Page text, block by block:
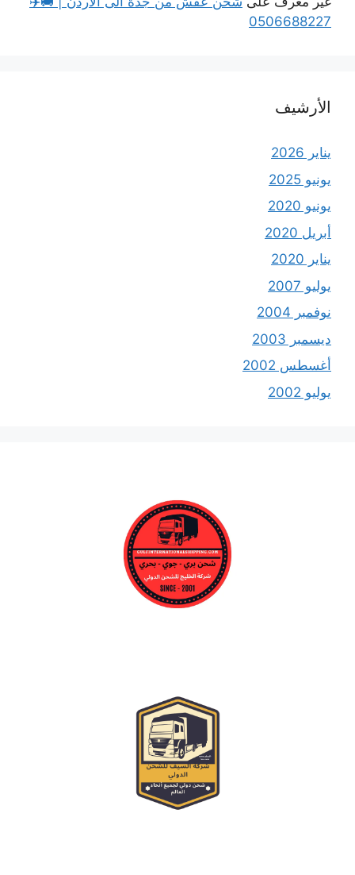
0506688227
الأرشيف
يناير 2026
يونيو 2025
يونيو 2020
أبريل 2020
يناير 2020
يوليو 2007
نوفمبر 2004
ديسمبر 2003
أغسطس 2002
يوليو 2002